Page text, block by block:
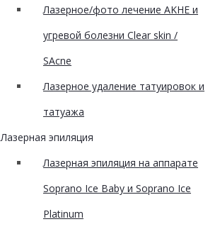
Лазерное/фото лечение AKHE и
угревой болезни Clear skin /
SAcne
Лазерное удаление татуировок и
татуажа
Лазерная эпиляция
Лазерная эпиляция на аппарате
Soprano Ice Baby и Soprano Ice
Platinum